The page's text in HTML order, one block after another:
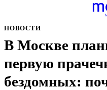
НОВОСТИ
В Москве
первую
бездомных: